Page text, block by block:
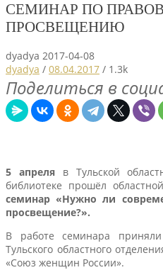
СЕМИНАР ПО
ПРОСВЕЩЕНИЮ
dyadya 2017-04-08
dyadya / 08.04.2017 / 1.3k
Поделиться в
5 апреляв Тульской
библиотеке прошёл
семинар «Нужно ли
просвещение?».
В работе семинара
Тульского областного
«Союз женщин России».